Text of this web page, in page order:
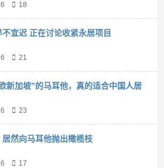
18
宜迟 正在讨论收紧永居项目
21
新加坡”的马耳他，真的适合中国人居
23
居然向马耳他抛出橄榄枝
17